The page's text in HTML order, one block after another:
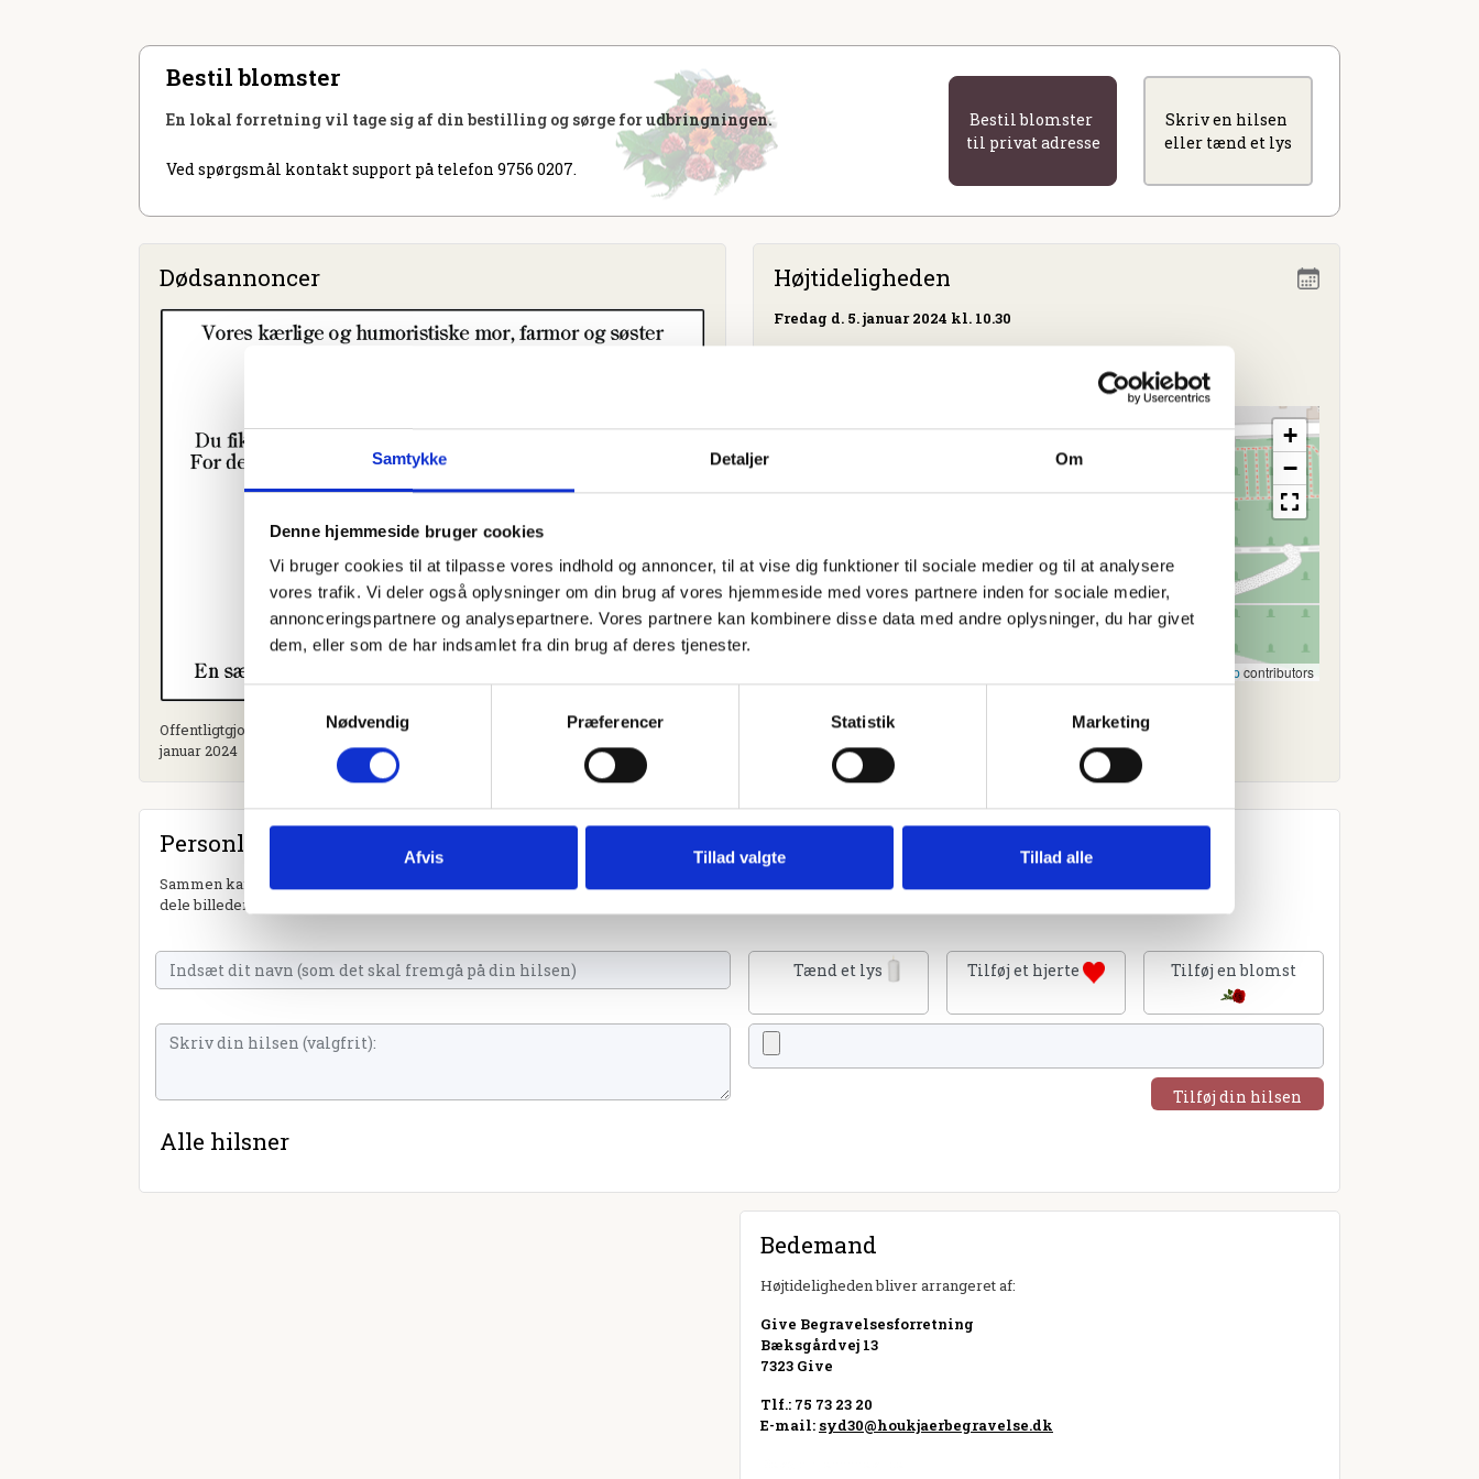
Samtykke Detaljer Om
Denne hjemmeside bruger cookies
Vi bruger cookies til at tilpasse vores indhold og annoncer, til at vise dig funktioner til sociale medier og til at analysere
vores trafik. Vi deler også oplysninger om din brug af vores hjemmeside med vores partnere inden for sociale medier,
annonceringspartnere og analysepartnere. Vores partnere kan kombinere disse data med andre oplysninger, du har givet
dem, eller som de har indsamlet fra din brug af deres tjenester.
Samtykkevalg
Nødvendig
Præferencer Statistik Marketing
Afvis Tillad valgte Tillad alle
Bestil blomster
En lokal forretning vil tage sig af din bestilling og sørge for udbringningen.
Ved spørgsmål kontakt support på telefon 9756 0207.
Bestil blomster
til privat adresse
Skriv en hilsen
eller tænd et lys
Dødsannoncer
Offentligtgjort i Give/Thyregod Avis - lukket, book i Ugeavisen Vejle d. 3.
januar 2024
Højtideligheden
Fredag d. 5. januar 2024 kl. 10.30
+
−
OpenStreetMapcontributors
Personlig hilsen
Sammen kan vi mindes Eva Sørensen. Du kan tænde et lys, skrive et mindeord,
dele billeder og video eller blot sende et hjerte eller en rose
Tænd et lys Tilføj et hjerte Tilføj en blomst
Tilføj din hilsen
Alle hilsner
Bedemand
Højtideligheden bliver arrangeret af:
Give Begravelsesforretning
Bæksgårdvej 13
7323 Give
Tlf.: 75 73 23 20
E-mail: syd30@houkjaerbegravelse.dk